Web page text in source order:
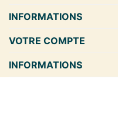
INFORMATIONS
VOTRE COMPTE
INFORMATIONS